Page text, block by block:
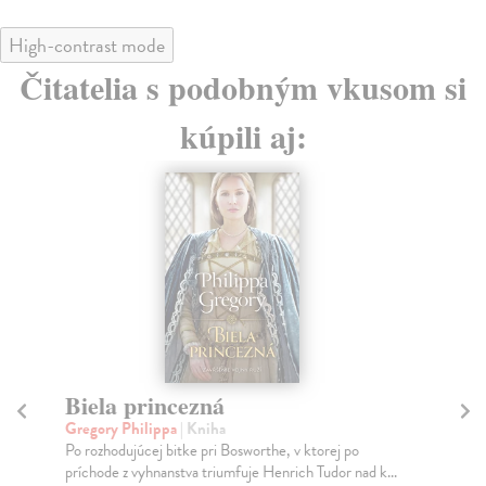
High-contrast mode
Čitatelia s podobným vkusom si
kúpili aj:
E-KNIHA
Biela ruža
Vansová Terézia| Elektronická kniha